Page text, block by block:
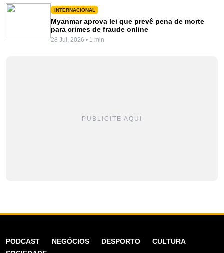
INTERNACIONAL
Myanmar aprova lei que prevê pena de morte
para crimes de fraude online
28 Jul, 2026 • 1 min
PUBLICITE AQUI
PODCAST NEGÓCIOS DESPORTO
CULTURA